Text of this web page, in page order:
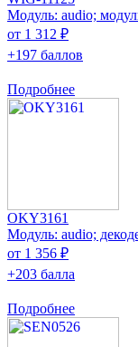
Модуль: audio;
от 1 312 ₽
+197 баллов
Подробнее
OKY3161
Модуль: audio;
от 1 356 ₽
+203 балла
Подробнее